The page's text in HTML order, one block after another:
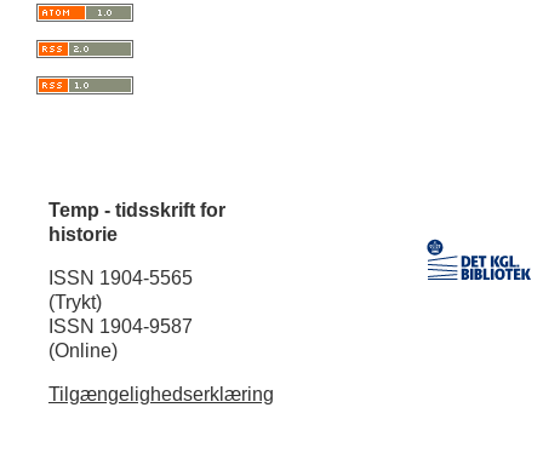
Temp - tidsskrift for
historie
ISSN 1904-5565
(Trykt)
ISSN 1904-9587
(Online)
Tilgængelighedserklæring